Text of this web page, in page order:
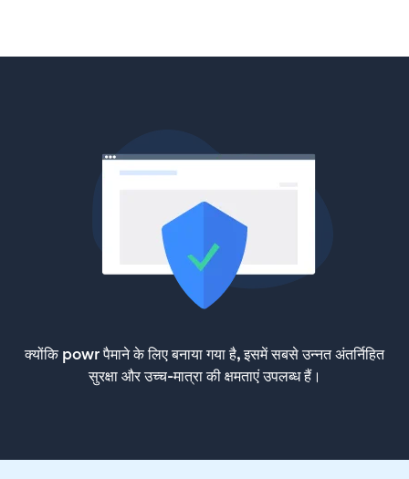
क्योंकि powr पैमाने के लिए बनाया गया है, इसमें सबसे उन्नत अंतर्निहित
सुरक्षा और उच्च-मात्रा की क्षमताएं उपलब्ध हैं।